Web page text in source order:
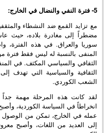
5- فترة النفي والنضال في الخارج:
مع تزايد القمع ضد النشطاء
مضطراً إلى مغادرة بلاده، حيث
سوريا والعراق. في هذه الفترة،
المنفى بالنسبة له ليس فقط فترة
الثقافي والسياسي المكثف. في
الثقافية والسياسية التي تهدف
الشعب الكوردي.
لقد كانت هذه المرحلة مهمة
انخراطاً في السياسة الكوردية،
عمله في الخارج، تمكن من
إلى العديد من اللغات، وأصبح